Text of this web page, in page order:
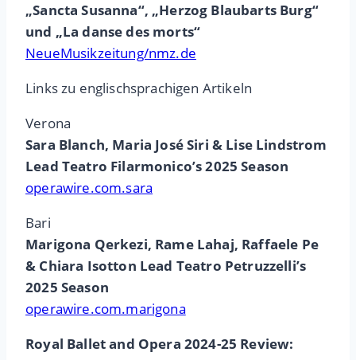
„Sancta Susanna“, „Herzog Blaubarts Burg“
und „La danse des morts“
NeueMusikzeitung/nmz.de
Links zu englischsprachigen Artikeln
Verona
Sara Blanch, Maria José Siri & Lise Lindstrom
Lead Teatro Filarmonico’s 2025 Season
operawire.com.sara
Bari
Marigona Qerkezi, Rame Lahaj, Raffaele Pe
& Chiara Isotton Lead Teatro Petruzzelli’s
2025 Season
operawire.com.marigona
Royal Ballet and Opera 2024-25 Review: